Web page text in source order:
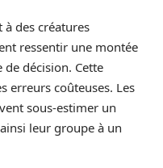
à des créatures
ressentir une montée
de décision. Cette
erreurs coûteuses. Les
sous-estimer un
leur groupe à un